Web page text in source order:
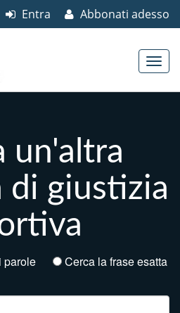
Abbonati adesso
Entra
un'altra
di giustizia
parole Cerca la frase esatta